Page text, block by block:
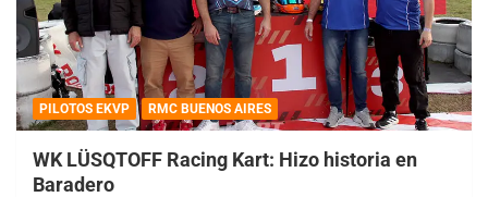
PILOTOS EKVP RMC BUENOS AIRES
WK LÜSQTOFF Racing Kart: Hizo historia en
Baradero